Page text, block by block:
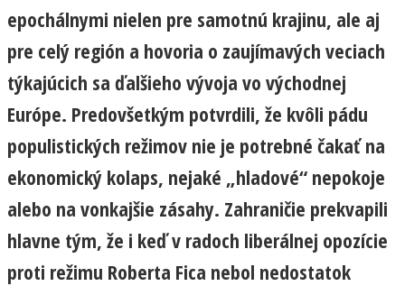
epochálnymi nielen pre samotnú krajinu, ale aj
pre celý región a hovoria o zaujímavých veciach
týkajúcich sa ďalšieho vývoja vo východnej
Európe. Predovšetkým potvrdili, že kvôli pádu
populistických režimov nie je potrebné čakať na
ekonomický kolaps, nejaké „hladové“ nepokoje
alebo na vonkajšie zásahy. Zahraničie prekvapili
hlavne tým, že i keď v radoch liberálnej opozície
proti režimu Roberta Fica nebol nedostatok